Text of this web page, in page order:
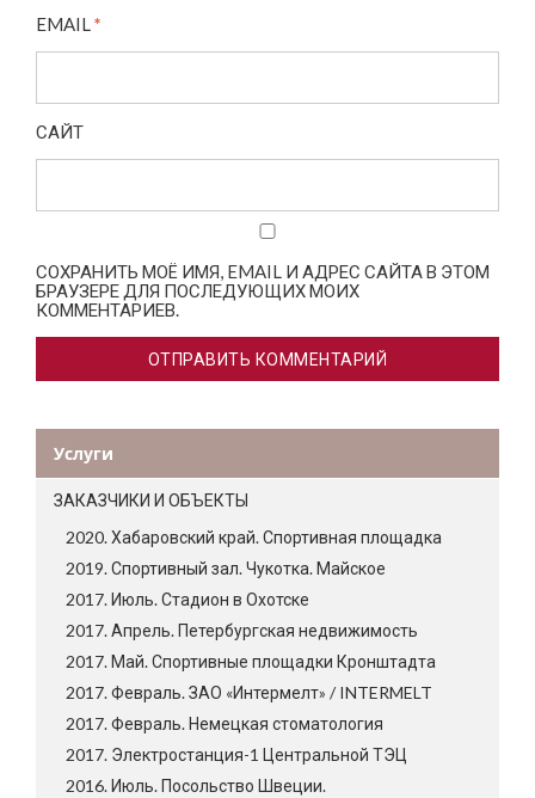
EMAIL*
САЙТ
СОХРАНИТЬ МОЁ ИМЯ, EMAIL И АДРЕС САЙТА В ЭТОМ
БРАУЗЕРЕ ДЛЯ ПОСЛЕДУЮЩИХ МОИХ
КОММЕНТАРИЕВ.
Услуги
ЗАКАЗЧИКИ И ОБЪЕКТЫ
2020. Хабаровский край. Спортивная площадка
2019. Спортивный зал. Чукотка. Майское
2017. Июль. Стадион в Охотске
2017. Апрель. Петербургская недвижимость
2017. Май. Спортивные площадки Кронштадта
2017. Февраль. ЗАО «Интермелт» / INTERMELT
2017. Февраль. Немецкая стоматология
2017. Электростанция-1 Центральной ТЭЦ
2016. Июль. Посольство Швеции.